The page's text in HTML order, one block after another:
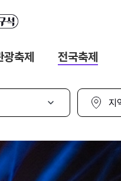
축제 전국축제
지
선